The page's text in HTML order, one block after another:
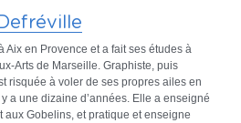
Aix en Provence et a fait ses études à
Arts de Marseille. Graphiste, puis
risquée à voler de ses propres ailes en
a une dizaine d’années. Elle a enseigné
aux Gobelins, et pratique et enseigne